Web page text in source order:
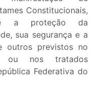
Constitucionais,
a proteção da
sua segurança e a
outros previstos no
ou nos tratados
Federativa do